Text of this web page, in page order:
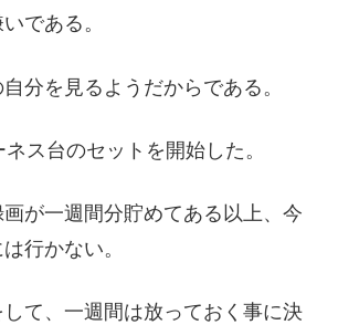
である。
分を見るようだからである。
ス台のセットを開始した。
が一週間分貯めてある以上、今
行かない。
て、一週間は放っておく事に決